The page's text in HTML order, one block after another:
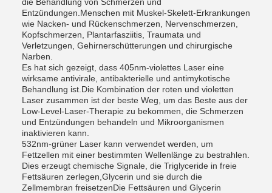
Entzündungen.Menschen mit Muskel-Skelett-Erkrankungen
wie Nacken- und Rückenschmerzen, Nervenschmerzen,
Kopfschmerzen, Plantarfasziitis, Traumata und
Verletzungen, Gehirnerschütterungen und chirurgische
Narben.
Es hat sich gezeigt, dass 405nm-violettes Laser eine
wirksame antivirale, antibakterielle und antimykotische
Behandlung ist.Die Kombination der roten und violetten
Laser zusammen ist der beste Weg, um das Beste aus der
Low-Level-Laser-Therapie zu bekommen, die Schmerzen
und Entzündungen behandeln und Mikroorganismen
inaktivieren kann.
532nm-grüner Laser kann verwendet werden, um
Fettzellen mit einer bestimmten Wellenlänge zu bestrahlen.
Dies erzeugt chemische Signale, die Triglyceride in freie
Fettsäuren zerlegen,Glycerin und sie durch die
Zellmembran freisetzenDie Fettsäuren und Glycerin